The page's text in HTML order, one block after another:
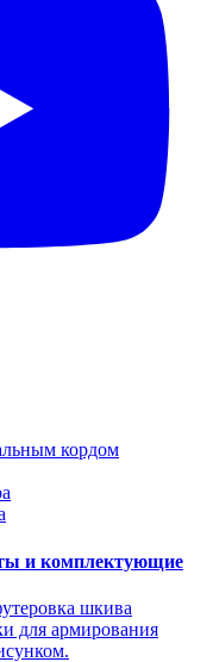
кордом
и комплектующие
шкива
для армирования